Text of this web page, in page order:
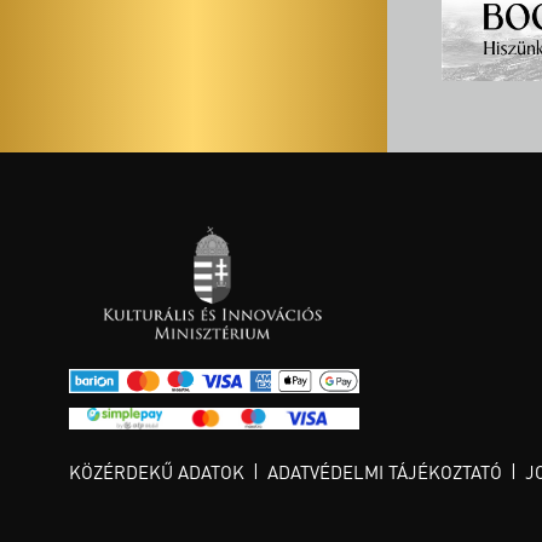
KÖZÉRDEKŰ ADATOK ADATVÉDELMI TÁJÉKOZTATÓ